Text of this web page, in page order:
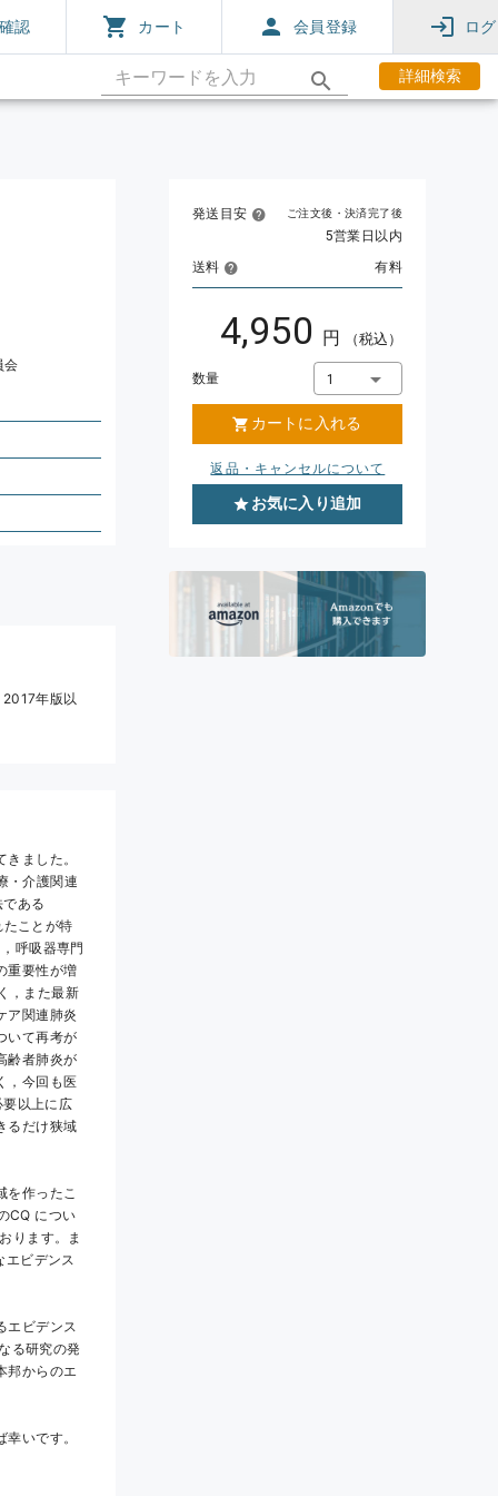
認 カート 会員登録 ロ
詳細検索
会
年版以
ました。
・介護関連
ある
ことが特
呼吸器専門
重要性が増
，また最新
ア関連肺炎
いて再考が
齢者肺炎が
，今回も医
以上に広
るだけ狭域
を作ったこ
CQ につい
ります。ま
エビデンス
エビデンス
る研究の発
邦からのエ
いです。
発送目安 ご注文後・決済完了後
5営業日以内
送料
有料
4,950 円 （税込）
数量 1
カートに入れる
返品・キャンセルについて
お気に入り追加